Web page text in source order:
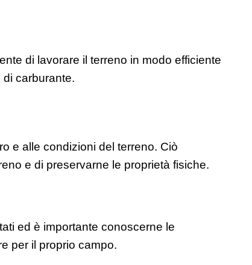
di lavorare il terreno in modo efficiente
carburante.
e alle condizioni del terreno. Ciò
e di preservarne le proprietà fisiche.
ed è importante conoscerne le
per il proprio campo.